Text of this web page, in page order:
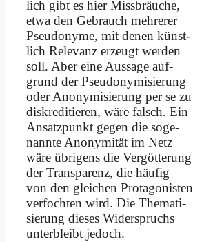
lich gibt es hier Miss­bräu­che,
et­wa den Ge­brauch meh­re­rer
Pseud­ony­me, mit de­nen künst­
lich Re­le­vanz er­zeugt wer­den
soll. Aber ei­ne Aus­sa­ge auf­
grund der Pseud­ony­mi­sie­rung
oder An­ony­mi­sie­rung per se zu
dis­kreditieren, wä­re falsch. Ein
An­satz­punkt ge­gen die so­ge­
nann­te An­ony­mi­tät im Netz
wä­re üb­ri­gens die Ver­göt­te­rung
der Trans­pa­renz, die häu­fig
von den glei­chen Pro­tagonisten
ver­foch­ten wird. Die The­ma­ti­
sie­rung die­ses Wi­der­spruchs
un­ter­bleibt je­doch.